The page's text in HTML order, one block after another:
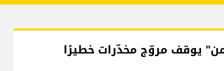
يوقف مروّج مخدّرات خطيرًا